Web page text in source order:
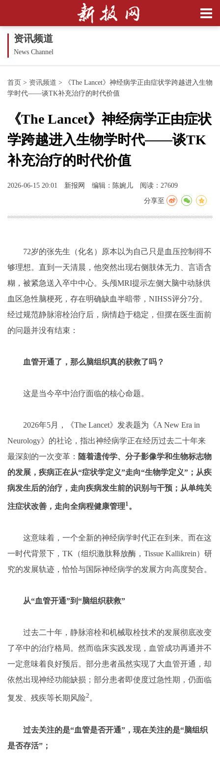
资讯频道
News Channel
首页 > 资讯频道 > 《The Lancet》神经病学正由症状学跨越进入生物
学时代——谈TK补充治疗的时代价值
《The Lancet》神经病学正由症状
学跨越进入生物学时代——谈TK
补充治疗的时代价值
2026-06-15 20:01 新报网 编辑：陈婉儿 阅读：27609
分享至
72岁的张先生（化名）原本以为自己只是血压控制得不
够理想。直到一天清晨，他突然出现右侧肢体无力、言语含
糊，被紧急送入卒中中心。头颅MRI提示左侧大脑中动脉供
血区急性脑梗死，存在明确缺血半暗带，NIHSS评分7分。
经过规范静脉溶栓治疗后，病情趋于稳定，但摆在医生面前
的问题并没有结束：
血管开通了， 那么脑组织真的获救了吗？
这是当今卒中治疗面临的核心命题。
2026年5月，《The Lancet》发表题为《A New Era in
Neurology》的社论，指出神经病学正在经历过去二十年来
最深刻的一次变革： 随着遗传学、分子影像学和生物标志物
的发展，疾病正在从“症状学定义”走向“生物学定义”；从疾
病发生后的治疗，走向疾病发生前的识别与干预；从单纯关
注症状改善，走向全病程健康管理1。
这意味着，一个全新的神经病学时代正在到来。而在这
一时代背景下，TK（组织激肽释放酶，Tissue Kallikrein）研
究的发展轨迹，恰恰与国际神经病学的发展方向高度契合。
从“血管开通”到“脑组织获救”
过去二十年，静脉溶栓和机械取栓技术的发展彻底改变
了卒中的治疗格局。然而临床实践发现，血管成功再通并不
一定意味着良好预后。部分患者虽然实现了大血管开通，却
依然出现神经功能缺损；部分患者即使度过急性期，仍面临
复发、残疾等长期风险2。
过去关注的是“血管是否开通”，现在关注的是“脑组织
是否存活”；